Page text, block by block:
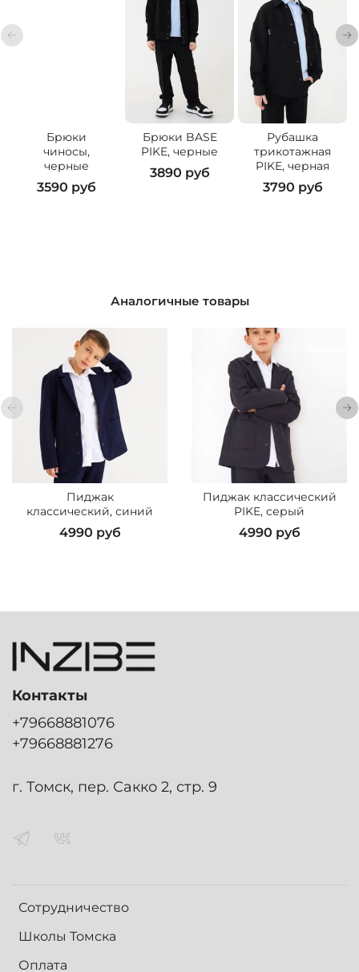
Брюки
чиносы,
черные
3590 руб
Брюки BASE
PIKE, черные
3890 руб
Рубашка
трикотажная
PIKE, черная
3790 руб
Аналогичные товары
Пиджак
классический, синий
4990 руб
Пиджак классический
PIKE, серый
4990 руб
Сотрудничество
Школы Томска
Оплата
Контакты
+79668881076
+79668881276
г. Томск, пер. Сакко 2, стр. 9